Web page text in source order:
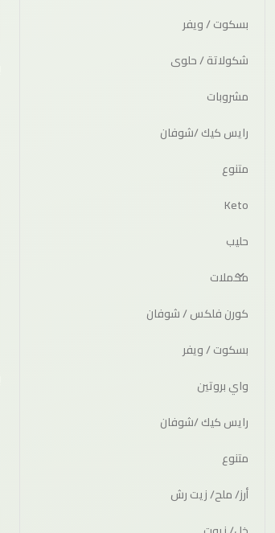
بسكوت / ويفر
شكولاتة / حلوى
مشروبات
رايس كيك /شوفان
متنوع
Keto
حليب
مكملات
كورن فلكس / شوفان
بسكوت / ويفر
واي بروتين
رايس كيك /شوفان
متنوع
أرز/ ملح/ زيت رش